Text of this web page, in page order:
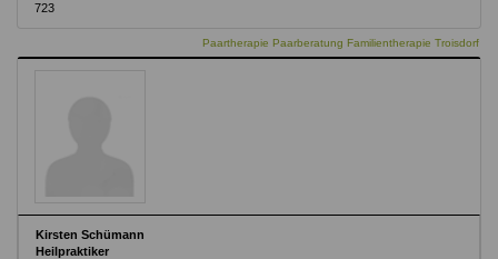
723
Paartherapie Paarberatung Familientherapie Troisdorf
Kirsten Schümann
Heilpraktiker